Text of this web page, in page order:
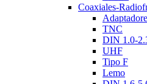
Coaxiales-
TNC
DIN 1.0-
UHF
Tipo F
Lemo